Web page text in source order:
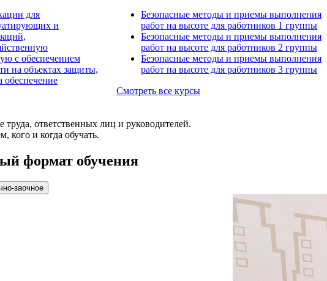
охраны труда
для
и
с обеспечением
на объектах защиты,
обеспечение
для
лиц,
за
структурных
для
лиц,
Безопасные методы и приемы выполнения
работ на высоте для работников 1 группы
Безопасные методы и приемы выполнения
работ на высоте для работников 2 группы
Безопасные методы и приемы выполнения
работ на высоте для работников 3 группы
Смотреть все курсы
труда, ответственных лиц и руководителей.
кого и когда обучать.
формат обучения
заочное